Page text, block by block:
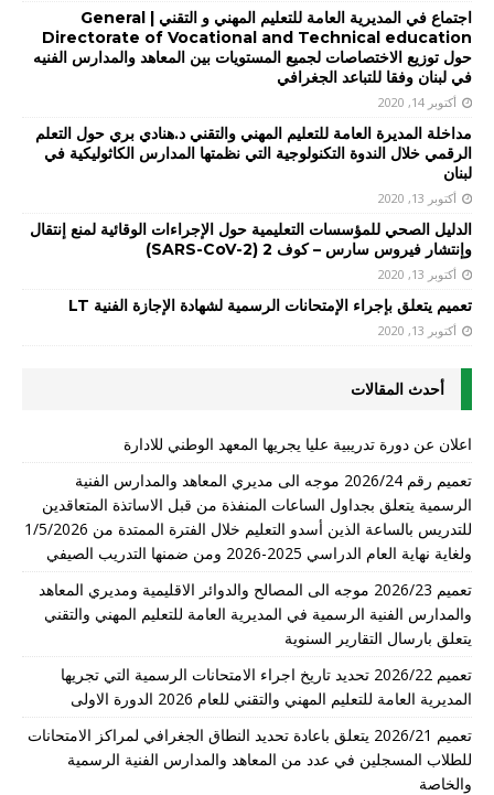
اجتماع في المديرية العامة للتعليم المهني و التقني | General
Directorate of Vocational and Technical education
حول توزيع الاختصاصات لجميع المستويات بين المعاهد والمدارس الفنيه
في لبنان وفقا للتباعد الجغرافي
أكتوبر 14, 2020
مداخلة المديرة العامة للتعليم المهني والتقني د.هنادي بري حول التعلم
الرقمي خلال الندوة التكنولوجية التي نظمتها المدارس الكاثوليكية في
لبنان
أكتوبر 13, 2020
الدليل الصحي للمؤسسات التعليمية حول الإجراءات الوقائية لمنع إنتقال
وإنتشار فيروس سارس – كوف 2 (SARS-CoV-2)
أكتوبر 13, 2020
تعميم يتعلق بإجراء الإمتحانات الرسمية لشهادة الإجازة الفنية LT
أكتوبر 13, 2020
أحدث المقالات
اعلان عن دورة تدريبية عليا يجريها المعهد الوطني للادارة
تعميم رقم 2026/24 موجه الى مديري المعاهد والمدارس الفنية
الرسمية يتعلق بجداول الساعات المنفذة من قبل الاساتذة المتعاقدين
للتدريس بالساعة الذين أسدو التعليم خلال الفترة الممتدة من 1/5/2026
ولغاية نهاية العام الدراسي 2025-2026 ومن ضمنها التدريب الصيفي
تعميم 2026/23 موجه الى المصالح والدوائر الاقليمية ومديري المعاهد
والمدارس الفنية الرسمية في المديرية العامة للتعليم المهني والتقني
يتعلق بارسال التقارير السنوية
تعميم 2026/22 تحديد تاريخ اجراء الامتحانات الرسمية التي تجريها
المديرية العامة للتعليم المهني والتقني للعام 2026 الدورة الاولى
تعميم 2026/21 يتعلق باعادة تحديد النطاق الجغرافي لمراكز الامتحانات
للطلاب المسجلين في عدد من المعاهد والمدارس الفنية الرسمية
والخاصة